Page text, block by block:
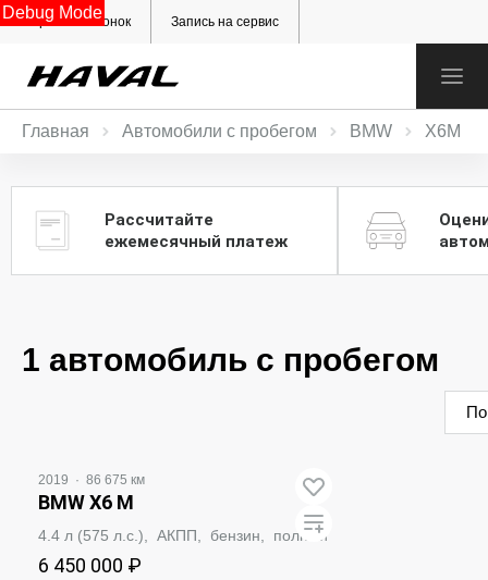
Debug Mode
Обратный звонок Запись на сервис
Главная Автомобили с пробегом BMW X6M
Рассчитайте
ежемесячный платеж
1 автомобиль с пробегом
2019 · 86 675 км
BMW X6 M
4.4 л (575 л.с.), АКПП, бензин, полный
6 450 000 ₽